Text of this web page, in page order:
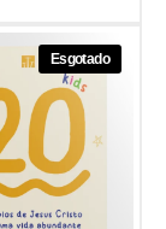
Esgotado